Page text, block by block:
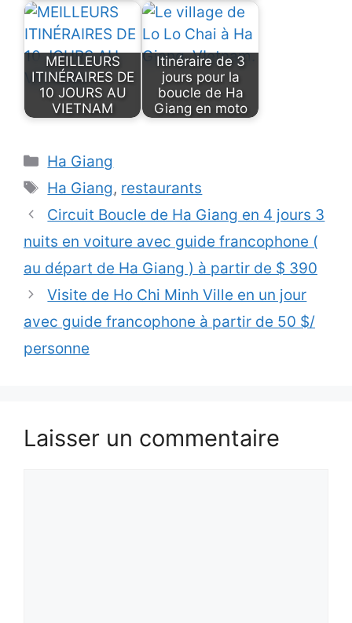
MEILLEURS
ITINÉRAIRES DE
10 JOURS AU
VIETNAM
Itinéraire de 3
jours pour la
boucle de Ha
Giang en moto
Catégories
Ha Giang
Étiquettes
Ha Giang, restaurants
Circuit Boucle de Ha Giang en 4 jours 3
nuits en voiture avec guide francophone (
au départ de Ha Giang ) à partir de $ 390
Visite de Ho Chi Minh Ville en un jour
avec guide francophone à partir de 50 $/
personne
Laisser un commentaire